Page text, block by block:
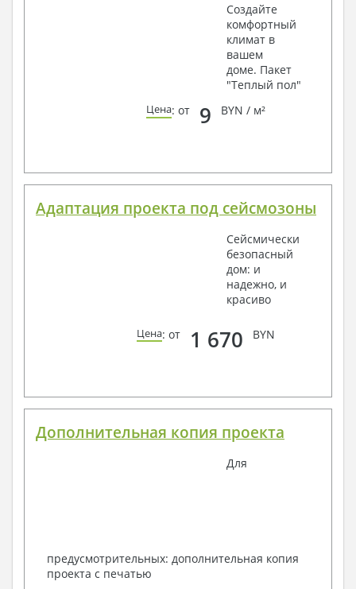
Создайте
комфортный
климат в
вашем
доме. Пакет
"Теплый пол"
Цена: от 9 BYN / м²
Адаптация проекта под сейсмозоны
Сейсмически
безопасный
дом: и
надежно, и
красиво
Цена: от 1 670 BYN
Дополнительная копия проекта
Для
предусмотрительных: дополнительная копия
проекта с печатью